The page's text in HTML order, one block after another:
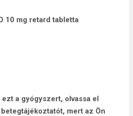
10 mg retard tabletta
a gyógyszert, olvassa el
mert az Ön